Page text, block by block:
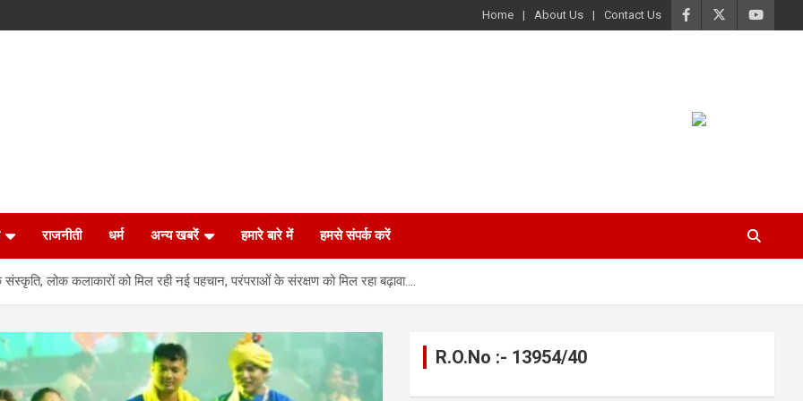
Home About Us Contact Us
राजनीती धर्म अन्य खबरें हमारे बारे में हमसे संपर्क करें
संस्कृति, लोक कलाकारों को मिल रही नई पहचान, परंपराओं के संरक्षण को मिल रहा बढ़ावा….
R.O.No :- 13954/40